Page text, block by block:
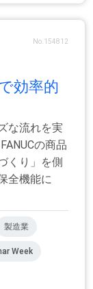
No.154812
効率的
な流れを実
の商品
くり」を側
全機能に
製造業
Week